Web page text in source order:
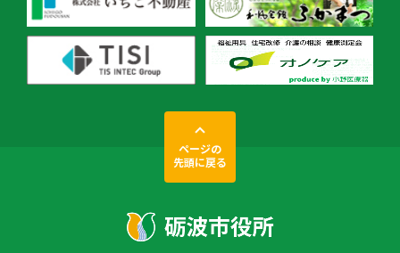
ページの
先頭に戻る